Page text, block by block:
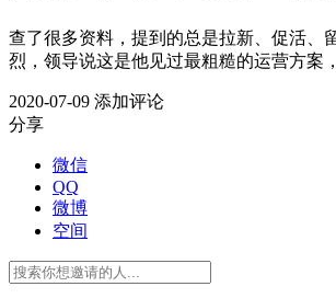
查了很多资料，提到的总是拉新、促活、
烈，领导说这是他见过最粗糙的运营方案
2020-07-09 添加评论
分享
微信
QQ
微博
空间